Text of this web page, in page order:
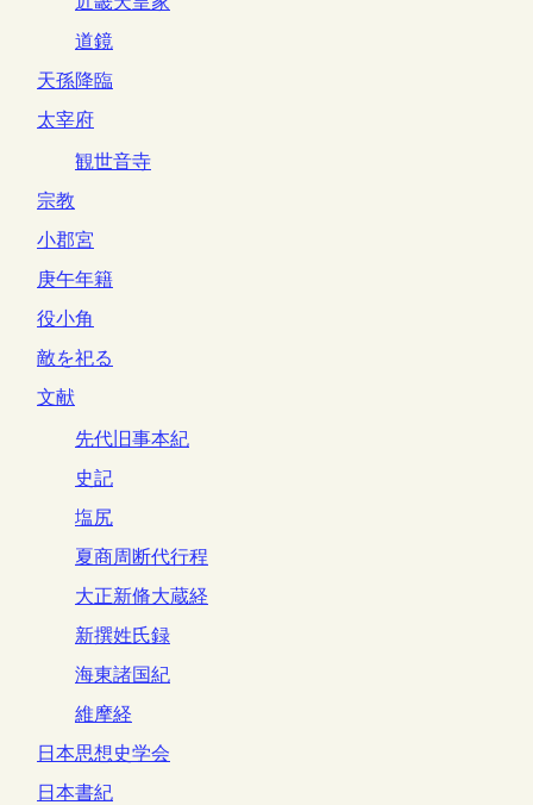
道鏡
天孫降臨
太宰府
観世音寺
宗教
小郡宮
庚午年籍
役小角
敵を祀る
文献
先代旧事本紀
史記
塩尻
夏商周断代行程
大正新脩大蔵経
新撰姓氏録
海東諸国紀
維摩経
日本思想史学会
日本書紀